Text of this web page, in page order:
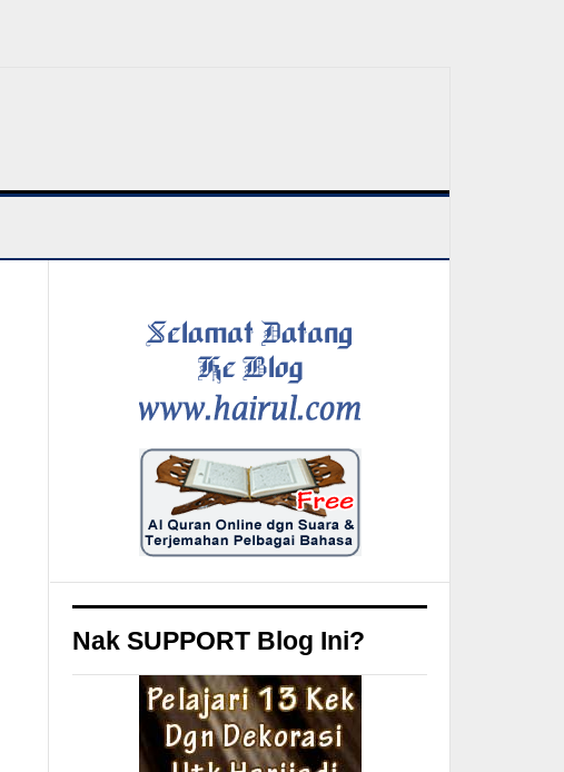
Nak SUPPORT Blog Ini?